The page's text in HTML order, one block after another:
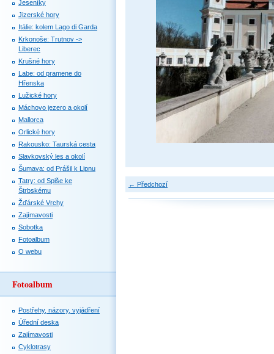
← Předchozí
Jeseníky
Jizerské hory
Itálie: kolem Lago di Garda
Krkonoše: Trutnov ->
Liberec
Krušné hory
Labe: od pramene do
Hřenska
Lužické hory
Máchovo jezero a okolí
Mallorca
Orlické hory
Rakousko: Taurská cesta
Slavkovský les a okolí
Šumava: od Prášil k Lipnu
Tatry: od Spiše ke
Štrbskému
Žďárské Vrchy
Zajímavosti
Sobotka
Fotoalbum
O webu
Fotoalbum
Postřehy, názory, vyjádření
Úřední deska
Zajímavosti
Cyklotrasy